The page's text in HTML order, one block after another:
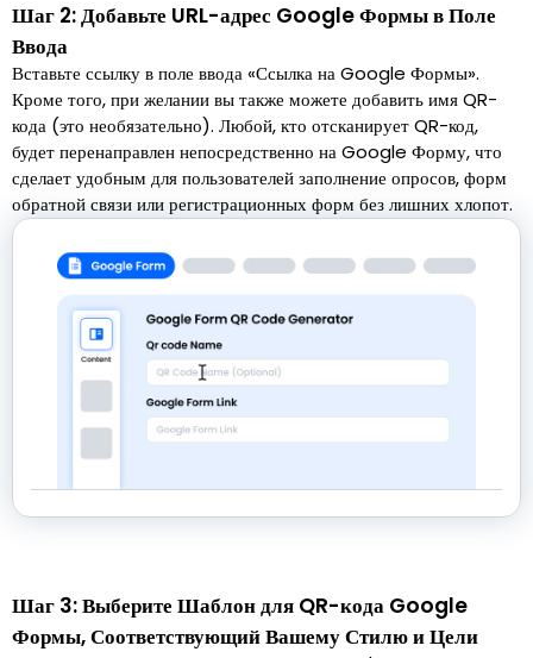
Шаг 2: Добавьте URL-адрес Google Формы в Поле
Ввода
Вставьте ссылку в поле ввода «Ссылка на Google Формы».
Кроме того, при желании вы также можете добавить имя QR-
кода (это необязательно). Любой, кто отсканирует QR-код,
будет перенаправлен непосредственно на Google Форму, что
сделает удобным для пользователей заполнение опросов, форм
обратной связи или регистрационных форм без лишних хлопот.
Шаг 3: Выберите Шаблон для QR-кода Google
Формы, Соответствующий Вашему Стилю и Цели